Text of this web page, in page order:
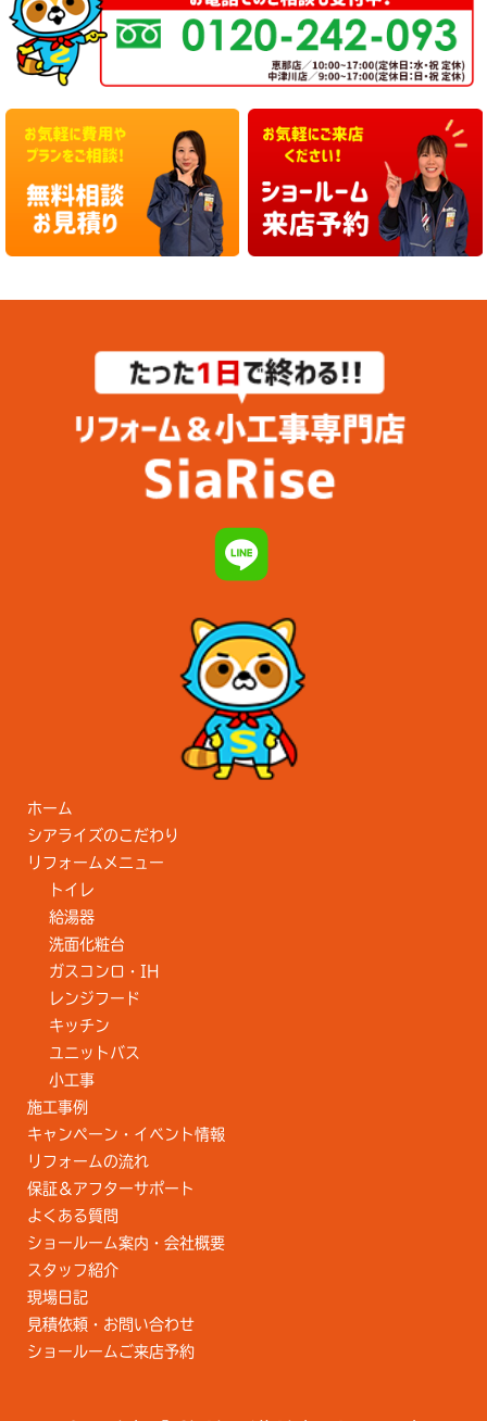
ホーム
シアライズのこだわり
リフォームメニュー
トイレ
給湯器
洗面化粧台
ガスコンロ・IH
レンジフード
キッチン
ユニットバス
小工事
施工事例
キャンペーン・イベント情報
リフォームの流れ
保証＆アフターサポート
よくある質問
ショールーム案内・会社概要
スタッフ紹介
現場日記
見積依頼・お問い合わせ
ショールームご来店予約